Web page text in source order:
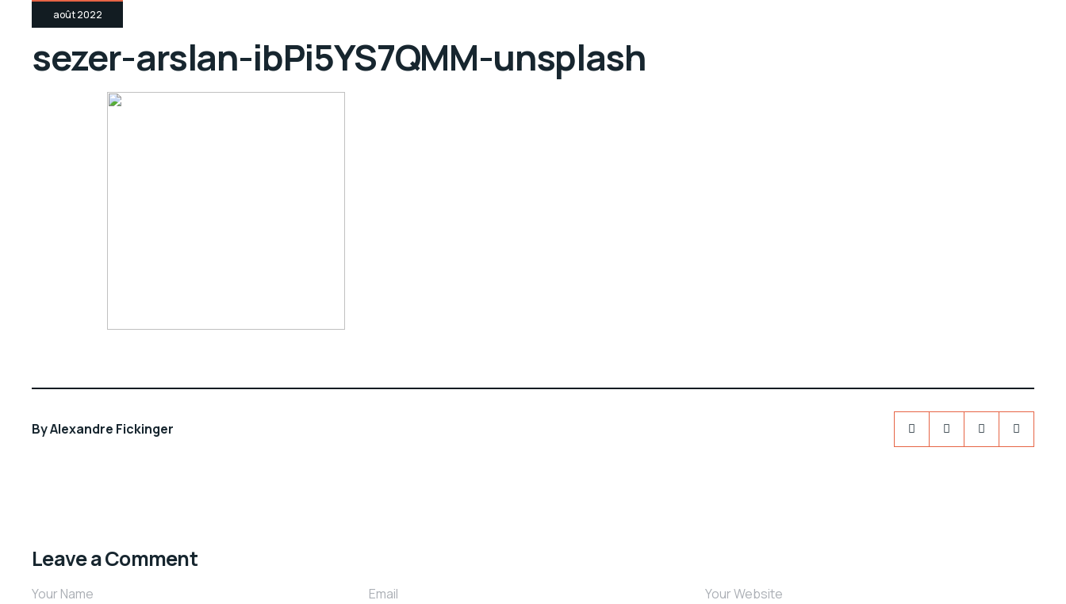
août 2022
sezer-arslan-ibPi5YS7QMM-unsplash
ByAlexandre Fickinger
Leave a Comment
Your Name Email Your Website